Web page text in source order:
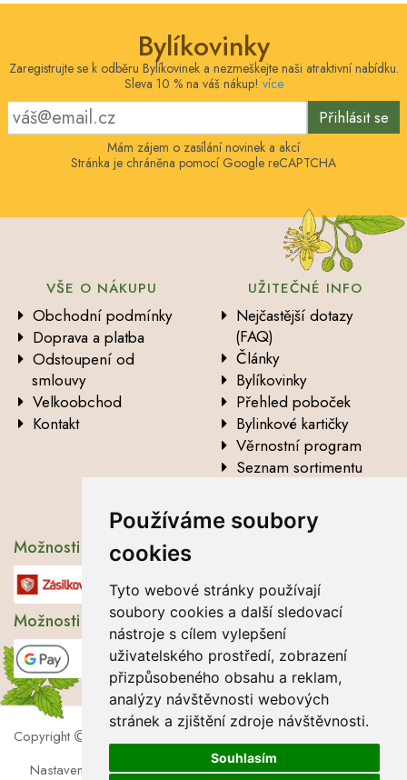
Používáme soubory
cookies
Tyto webové stránky používají
soubory cookies a další sledovací
nástroje s cílem vylepšení
uživatelského prostředí, zobrazení
přizpůsobeného obsahu a reklam,
analýzy návštěvnosti webových
stránek a zjištění zdroje návštěvnosti.
Souhlasím
Bylíkovinky
Zaregistrujte se k odběru Bylíkovinek a nezmeškejte naši atraktivní nabídku.
Sleva 10 % na váš nákup! více
Přihlásit se
Mám zájem o zasílání novinek a akcí
Stránka je chráněna pomocí Google reCAPTCHA
VŠE O NÁKUPU
Obchodní podmínky
Doprava a platba
Odstoupení od
smlouvy
Velkoobchod
Kontakt
UŽITEČNÉ INFO
Nejčastější dotazy
(FAQ)
Články
Bylíkovinky
Přehled poboček
Bylinkové kartičky
Věrnostní program
Seznam sortimentu
Možnosti dopravy
Možnosti platby
Copyright
2026 Lbros s.r.o.
Nastavení cookies|Soubory cookies|Zásady zpracování